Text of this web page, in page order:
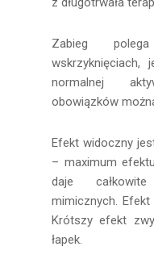
Zabieg
wskrzyknięciach,
normalnej
obowiązków
Efekt widoczny
– maximum
daje
mimicznych.
Krótszy efekt
łapek.